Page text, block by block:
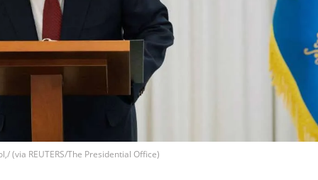
(via REUTERS/The Presidential Office)